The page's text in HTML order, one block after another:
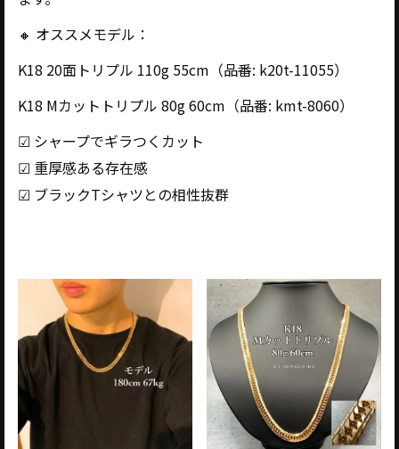
🔸 オススメモデル：
K18 20面トリプル 110g 55cm（品番: k20t-11055）
K18 Mカットトリプル 80g 60cm（品番: kmt-8060）
☑ シャープでギラつくカット
☑ 重厚感ある存在感
☑ ブラックTシャツとの相性抜群